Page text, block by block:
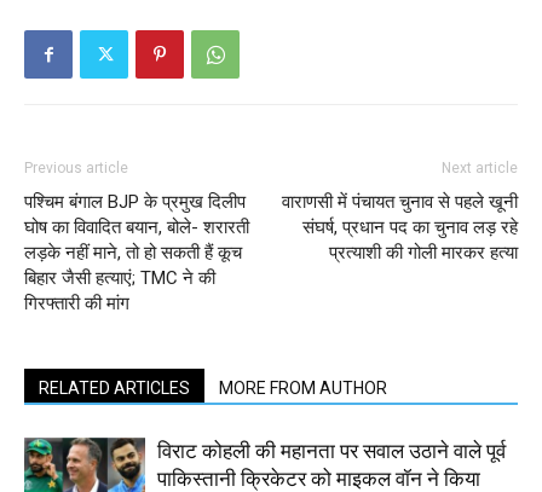
Previous article
पश्चिम बंगाल BJP के प्रमुख दिलीप
घोष का विवादित बयान, बोले- शरारती
लड़के नहीं माने, तो हो सकती हैं कूच
बिहार जैसी हत्याएं; TMC ने की
गिरफ्तारी की मांग
Next article
वाराणसी में पंचायत चुनाव से पहले खूनी
संघर्ष, प्रधान पद का चुनाव लड़ रहे
प्रत्याशी की गोली मारकर हत्या
RELATED ARTICLES MORE FROM AUTHOR
विराट कोहली की महानता पर सवाल उठाने वाले पूर्व
पाकिस्तानी क्रिकेटर को माइकल वॉन ने किया